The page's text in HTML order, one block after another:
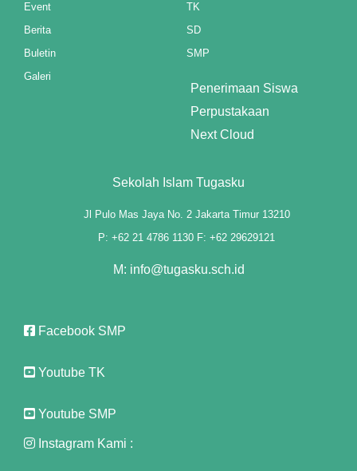
Event
Berita
Buletin
Galeri
TK
SD
SMP
Penerimaan Siswa
Perpustakaan
Next Cloud
Sekolah Islam Tugasku
Jl Pulo Mas Jaya No. 2 Jakarta Timur 13210
P: +62 21 4786 1130 F: +62 29629121
M: info@tugasku.sch.id
Facebook SMP
Youtube TK
Youtube SMP
Instagram Kami :